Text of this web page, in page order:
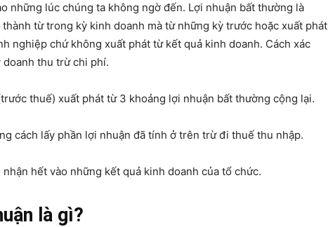
những lúc chúng ta không ngờ đến. Lợi nhuận bất thường là
từ trong kỳ kinh doanh mà từ những kỳ trước hoặc xuất phát
nghiệp chứ không xuất phát từ kết quả kinh doanh. Cách xác
thu trừ chi phí.
thuế) xuất phát từ 3 khoảng lợi nhuận bất thường cộng lại.
cách lấy phần lợi nhuận đã tính ở trên trừ đi thuế thu nhập.
hết vào những kết quả kinh doanh của tổ chức.
là gì?